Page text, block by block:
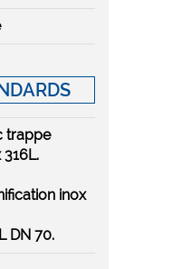
trappe
inox
DN 70.